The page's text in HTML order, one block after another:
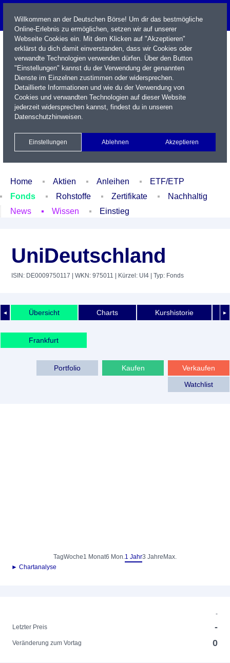
Name / WKN / ISIN / Kürzel
Xetra Realtime
Watchlist Portfolio Login
Home Aktien Anleihen
ETF/ETP
Fonds
Rohstoffe Zertifikate
Nachhaltig
News
Wissen Einstieg
UniDeutschland
ISIN: DE0009750117 | WKN: 975011 | Kürzel: UI4 | Typ: Fonds
◄ ►
Übersicht Charts Kurshistorie
Frankfurt
Verkaufen
Kaufen
Portfolio
Watchlist
TagWoche1 Monat6 Mon.1 Jahr3 Jahre Max.
► Chartanalyse
-
Letzter Preis
-
Veränderung zum Vortag 0
Willkommen an der Deutschen Börse! Um dir das bestmögliche
Online-Erlebnis zu ermöglichen, setzen wir auf unserer
Webseite Cookies ein. Mit dem Klicken auf "Akzeptieren"
erklärst du dich damit einverstanden, dass wir Cookies oder
verwandte Technologien verwenden dürfen. Über den Button
"Einstellungen" kannst du der Verwendung der genannten
Dienste im Einzelnen zustimmen oder widersprechen.
Detaillierte Informationen und wie du der Verwendung von
Cookies und verwandten Technologien auf dieser Website
jederzeit widersprechen kannst, findest du in unseren
Datenschutzhinweisen.
Einstellungen Ablehnen Akzeptieren